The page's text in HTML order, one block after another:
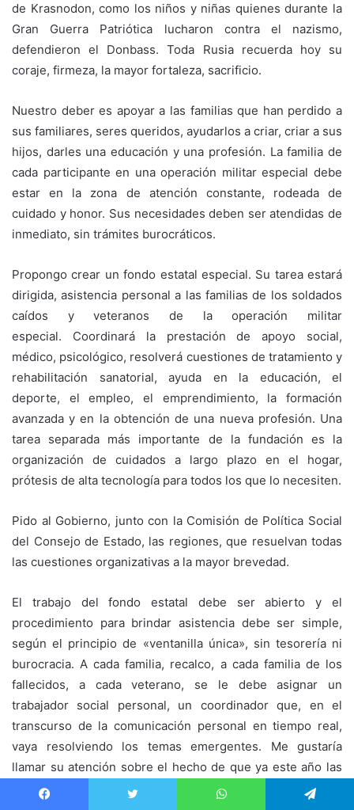
de Krasnodon, como los niños y niñas quienes durante la
Gran Guerra Patriótica lucharon contra el nazismo,
defendieron el Donbass. Toda Rusia recuerda hoy su
coraje, firmeza, la mayor fortaleza, sacrificio.
Nuestro deber es apoyar a las familias que han perdido a
sus familiares, seres queridos, ayudarlos a criar, criar a sus
hijos, darles una educación y una profesión. La familia de
cada participante en una operación militar especial debe
estar en la zona de atención constante, rodeada de
cuidado y honor. Sus necesidades deben ser atendidas de
inmediato, sin trámites burocráticos.
Propongo crear un fondo estatal especial. Su tarea estará
dirigida, asistencia personal a las familias de los soldados
caídos y veteranos de la operación militar
especial. Coordinará la prestación de apoyo social,
médico, psicológico, resolverá cuestiones de tratamiento y
rehabilitación sanatorial, ayuda en la educación, el
deporte, el empleo, el emprendimiento, la formación
avanzada y en la obtención de una nueva profesión. Una
tarea separada más importante de la fundación es la
organización de cuidados a largo plazo en el hogar,
prótesis de alta tecnología para todos los que lo necesiten.
Pido al Gobierno, junto con la Comisión de Política Social
del Consejo de Estado, las regiones, que resuelvan todas
las cuestiones organizativas a la mayor brevedad.
El trabajo del fondo estatal debe ser abierto y el
procedimiento para brindar asistencia debe ser simple,
según el principio de «ventanilla única», sin tesorería ni
burocracia. A cada familia, recalco, a cada familia de los
fallecidos, a cada veterano, se le debe asignar un
trabajador social personal, un coordinador que, en el
transcurso de la comunicación personal en tiempo real,
vaya resolviendo los temas emergentes. Me gustaría
llamar su atención sobre el hecho de que ya este año las
estructuras del fondo deberían desplegarse en todas las